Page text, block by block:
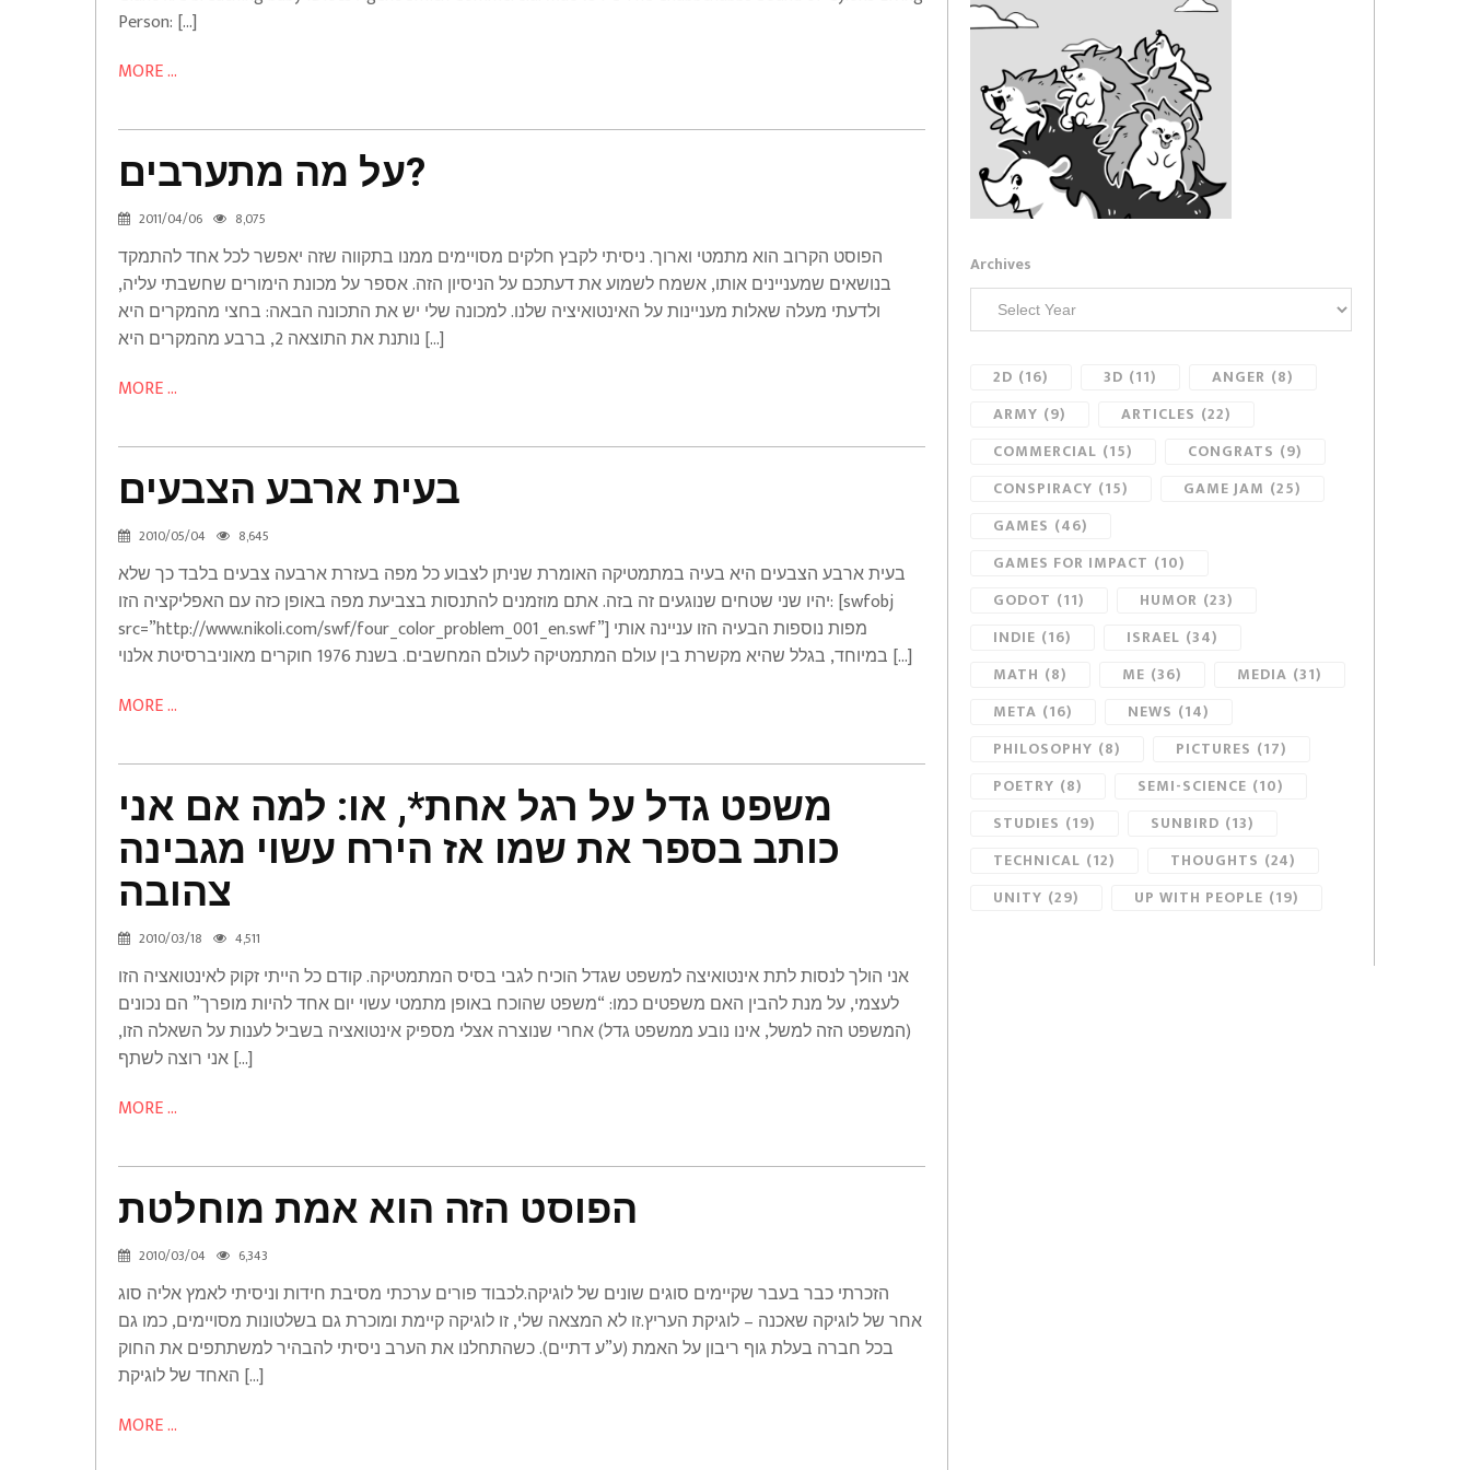
Person: […]
MORE ...
על מה מתערבים?
2011/04/06 8,075
Math
על
מתערבים?
הפוסט הקרוב הוא מתמטי וארוך. ניסיתי לקבץ חלקים מסויימים ממנו בתקווה שזה יאפשר לכל אחד להתמקד
בנושאים שמעניינים אותו, אשמח לשמוע את דעתכם על הניסיון הזה. אספר על מכונת הימורים שחשבתי עליה,
ולדעתי מעלה שאלות מעניינות על האינטואיציה שלנו. למכונה שלי יש את התכונה הבאה: בחצי מהמקרים היא
נותנת את התוצאה 2, ברבע מהמקרים היא […]
MORE ...
בעית ארבע הצבעים
2010/05/04 8,645
Articles
בעית
הצבעים
בעית ארבע הצבעים היא בעיה במתמטיקה האומרת שניתן לצבוע כל מפה בעזרת ארבעה צבעים בלבד כך שלא
יהיו שני שטחים שנוגעים זה בזה. אתם מוזמנים להתנסות בצביעת מפה באופן כזה עם האפליקציה הזו: [swfobj
src=”http://www.nikoli.com/swf/four_color_problem_001_en.swf”] מפות נוספות הבעיה הזו עניינה אותי
במיוחד, בגלל שהיא מקשרת בין עולם המתמטיקה לעולם המחשבים. בשנת 1976 חוקרים מאוניברסיטת אלנוי […]
MORE ...
משפט גדל על רגל אחת*, או: למה אם אני
כותב בספר את שמו אז הירח עשוי מגבינה
צהובה
2010/03/18 4,511
Articles
משפט
גדל
על
רגל
אחת*,
למה
אני
שמו
אז
הירח
עשוי
צהובה
אני הולך לנסות לתת אינטואיצה למשפט שגדל הוכיח לגבי בסיס המתמטיקה. קודם כל הייתי זקוק לאינטואציה הזו
לעצמי, על מנת להבין האם משפטים כמו: “משפט שהוכח באופן מתמטי עשוי יום אחד להיות מופרך” הם נכונים
(המשפט הזה למשל, אינו נובע ממשפט גדל) אחרי שנוצרה אצלי מספיק אינטואציה בשביל לענות על השאלה הזו,
אני רוצה לשתף […]
MORE ...
הפוסט הזה הוא אמת מוחלטת
2010/03/04 6,343
Humor
הוא
מוחלטת
הזכרתי כבר בעבר שקיימים סוגים שונים של לוגיקה.לכבוד פורים ערכתי מסיבת חידות וניסיתי לאמץ אליה סוג
אחר של לוגיקה שאכנה – לוגיקת העריץ.זו לא המצאה שלי, זו לוגיקה קיימת ומוכרת גם בשלטונות מסויימים, כמו גם
בכל חברה בעלת גוף ריבון על האמת (ע”ע דתיים). כשהתחלנו את הערב ניסיתי להבהיר למשתתפים את החוק
האחד של לוגיקת […]
MORE ...
Archives
2D (16) 3D (11) ANGER (8)
ARMY (9) ARTICLES (22)
COMMERCIAL (15) CONGRATS (9)
CONSPIRACY (15) GAME JAM (25)
GAMES (46)
GAMES FOR IMPACT (10)
GODOT (11) HUMOR (23)
INDIE (16) ISRAEL (34)
MATH (8) ME (36) MEDIA (31)
META (16) NEWS (14)
PHILOSOPHY (8) PICTURES (17)
POETRY (8) SEMI-SCIENCE (10)
STUDIES (19) SUNBIRD (13)
TECHNICAL (12) THOUGHTS (24)
UNITY (29) UP WITH PEOPLE (19)